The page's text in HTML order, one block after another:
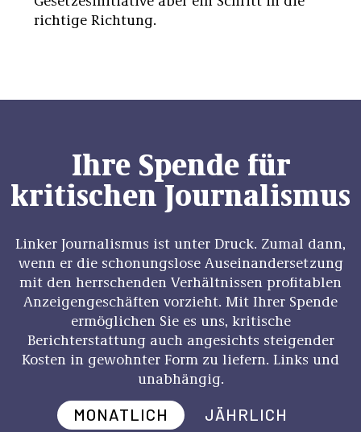
richtige Richtung.
Ihre Spende für
kritischen Journalismus
Linker Journalismus ist unter Druck. Zumal dann,
wenn er die schonungslose Auseinandersetzung
mit den herrschenden Verhältnissen profitablen
Anzeigengeschäften vorzieht. Mit Ihrer Spende
ermöglichen Sie es uns, kritische
Berichterstattung auch angesichts steigender
Kosten in gewohnter Form zu liefern. Links und
unabhängig.
MONATLICH
JÄHRLICH